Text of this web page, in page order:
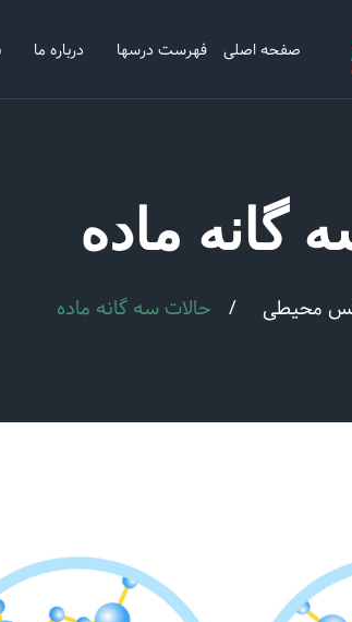
صفحه اصلی فهرست درسها درباره ما
گانه ماده
محیطی حالات سه گانه ماده